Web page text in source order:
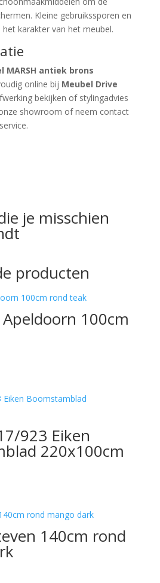
Kleine gebruikssporen en
karakter van het meubel.
MARSH antiek brons
online bij Meubel Drive
bekijken of stylingadvies
showroom of neem contact
je misschien
producten
100cm
923 Eiken
220x100cm
140cm rond